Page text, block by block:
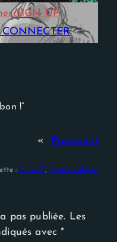
sIGN UP
!”
«
Précédent
:Clito 77, petite culotte
pas publiée. Les
avec*